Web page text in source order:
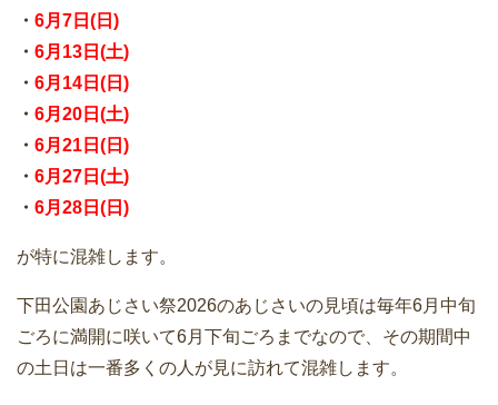
・ 6月7日(日)
・ 6月13日(土)
・ 6月14日(日)
・ 6月20日(土)
・ 6月21日(日)
・ 6月27日(土)
・ 6月28日(日)
が特に混雑します。
下田公園あじさい祭2026のあじさいの見頃は毎年6月中旬
ごろに満開に咲いて6月下旬ごろまでなので、その期間中
の土日は一番多くの人が見に訪れて混雑します。